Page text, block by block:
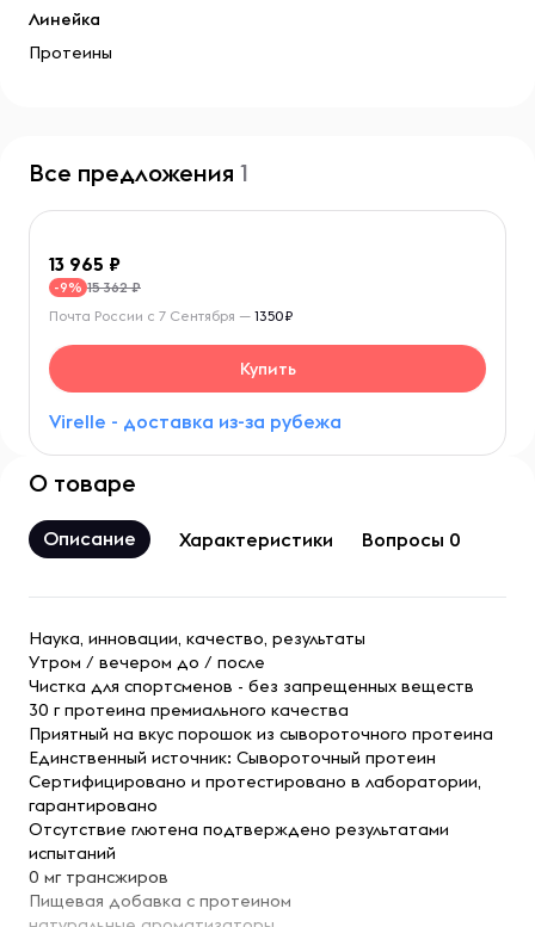
Линейка
Протеины
Все предложения 1
13 965
-9% 15 362 ₽
Virelle - доставка из-за рубежа
Почта России с 7 Сентября — 1350₽
Купить
О товаре
Описание Характеристики Вопросы 0
Наука, инновации, качество, результаты
Утром / вечером до / после
Чистка для спортсменов - без запрещенных веществ
30 г протеина премиального качества
Приятный на вкус порошок из сывороточного протеина
Единственный источник: Сывороточный протеин
Сертифицировано и протестировано в лаборатории,
гарантировано
Отсутствие глютена подтверждено результатами
испытаний
0 мг трансжиров
Пищевая добавка с протеином